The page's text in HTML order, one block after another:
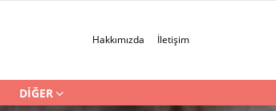
Hakkımızda İletişim
DIĞER